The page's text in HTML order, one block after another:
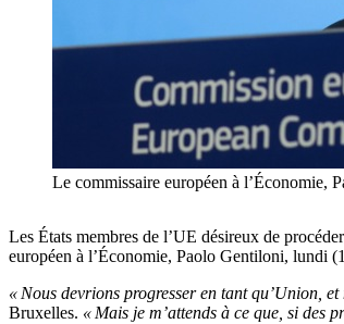
Le commissaire européen à
Les États membres de l’UE désireux de
européen à l’Économie, Paolo Gentiloni, lundi
« Nous devrions progresser en tant qu’Union,
Bruxelles. « Mais je m’attends à ce que, si des